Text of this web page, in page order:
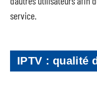
service.
IPTV : qualité